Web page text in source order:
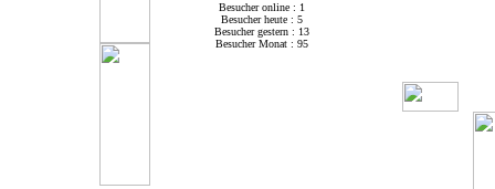
Besucher online : 1
Besucher heute : 5
Besucher gestern : 13
Besucher Monat : 95